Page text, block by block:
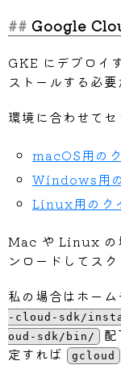
Google
GKE にデプロイ
ストールする必要
環境に合わせてセ
macOS用の
Windows用
Linux用のク
Mac や Linux の
ンロードしてス
私の場合はホー
-cloud-sdk/
oud-sdk/bin/
定すれば
gcloud